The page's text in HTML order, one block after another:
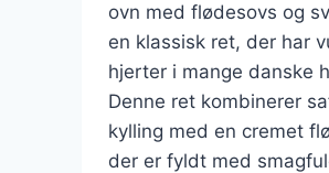
ovn med flødesovs og
en klassisk ret, der har
hjerter i mange danske
Denne ret kombinerer
kylling med en cremet
der er fyldt med